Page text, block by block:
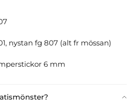
nystan fg 807 (alt fr mössan)
6 mm